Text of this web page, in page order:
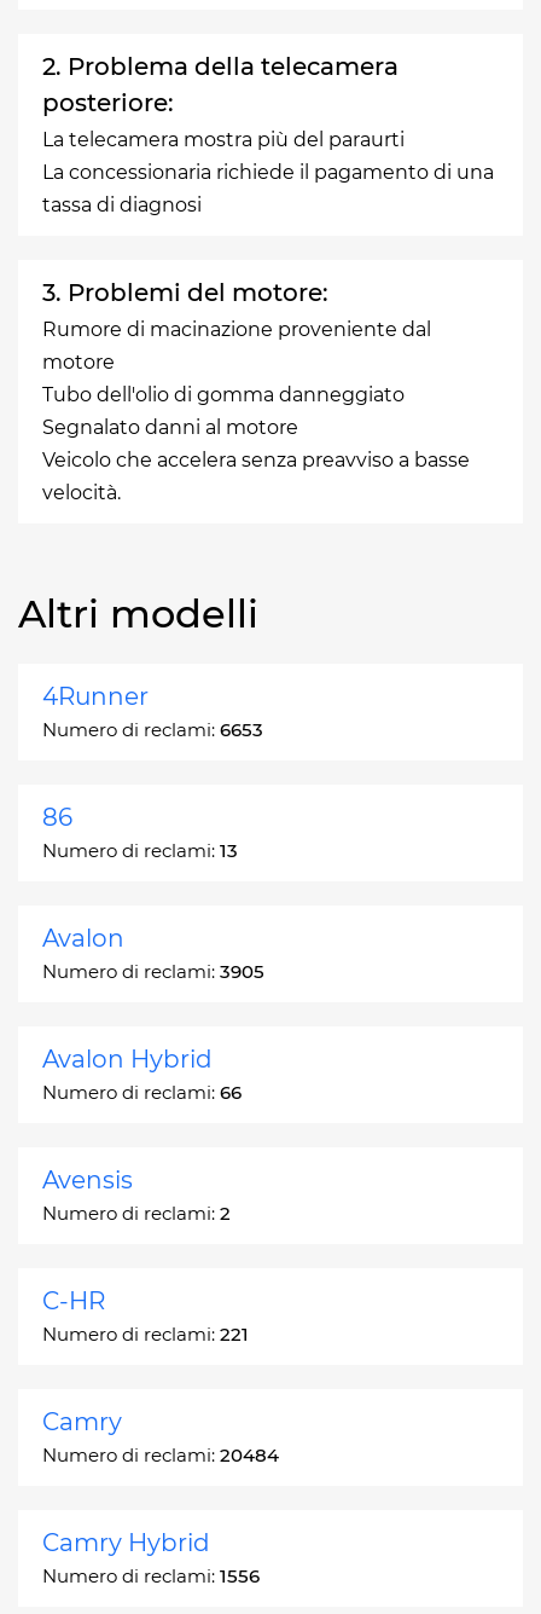
2. Problema della telecamera
posteriore:
La telecamera mostra più del paraurti
La concessionaria richiede il pagamento di una
tassa di diagnosi
3. Problemi del motore:
Rumore di macinazione proveniente dal
motore
Tubo dell'olio di gomma danneggiato
Segnalato danni al motore
Veicolo che accelera senza preavviso a basse
velocità.
Altri modelli
4Runner
Numero di reclami: 6653
86
Numero di reclami: 13
Avalon
Numero di reclami: 3905
Avalon Hybrid
Numero di reclami: 66
Avensis
Numero di reclami: 2
C-HR
Numero di reclami: 221
Camry
Numero di reclami: 20484
Camry Hybrid
Numero di reclami: 1556